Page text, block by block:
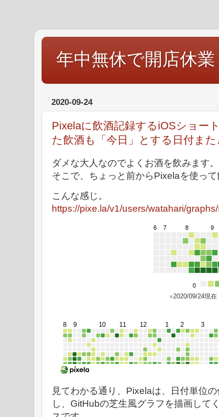
年中無休で開店休業
2020-09-24
Pixelaに飲酒記録するiOSショー
た飲酒も「今日」とする日付ま
ダメな大人なのでよくお酒を飲みます。
そこで、ちょっと前からPixelaを使っ
こんな感じ。
https://pixe.la/v1/users/watahari/
※2020/09/24現在
見てわかる通り、Pixelaは、日付単位
し、GitHubの芝生風グラフを描画して